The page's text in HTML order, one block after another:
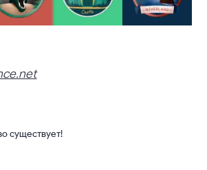
существует!